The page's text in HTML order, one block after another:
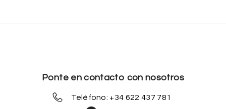
Ponte en contacto con nosotros
Teléfono: +34 622 437 781